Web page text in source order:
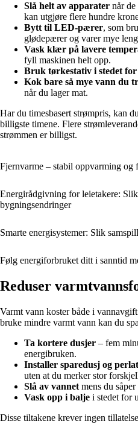
Slå helt av apparater når
kan utgjøre flere hundre
Bytt til LED-pærer, som
glødepærer og varer mye
Vask klær på lavere
fyll maskinen helt opp.
Bruk tørkestativ i stedet
Kok bare så mye vann du
når du lager mat.
Har du timesbasert strømpris, kan
billigste timene. Flere
strømmen er billigst.
Fjernvarme – stabil oppvarming og
Energirådgivning for leietakere:
bygningsendringer
Smarte energisystemer: Slik
Følg energiforbruket ditt i sanntid
Reduser
Varmt vann koster både i
bruke mindre varmt vann kan du
Ta kortere dusjer – fem
energibruken.
Installer sparedusj og
uten at du merker stor
Slå av vannet mens du
Vask opp i balje i stedet for
Disse tiltakene krever ingen